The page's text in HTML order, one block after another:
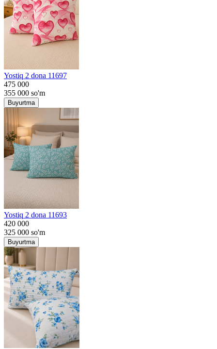
Yostiq 2 dona 11697
475 000
355 000 so'm
Buyurtma
Yostiq 2 dona 11693
420 000
325 000 so'm
Buyurtma